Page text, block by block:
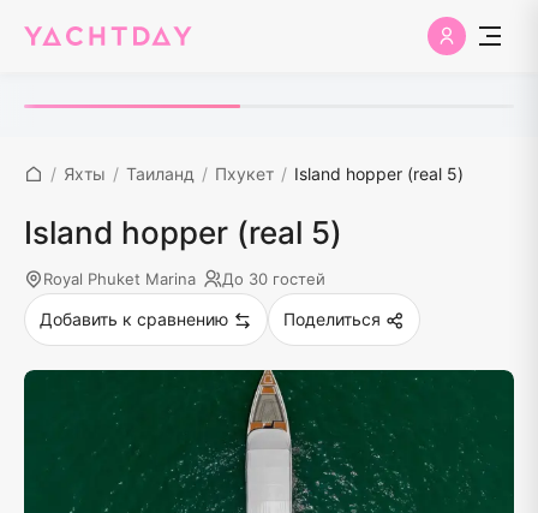
/ Яхты / Таиланд / Пхукет / Island hopper (real 5)
Island hopper (real 5)
Royal Phuket Marina До 30 гостей
Добавить к сравнению Поделиться